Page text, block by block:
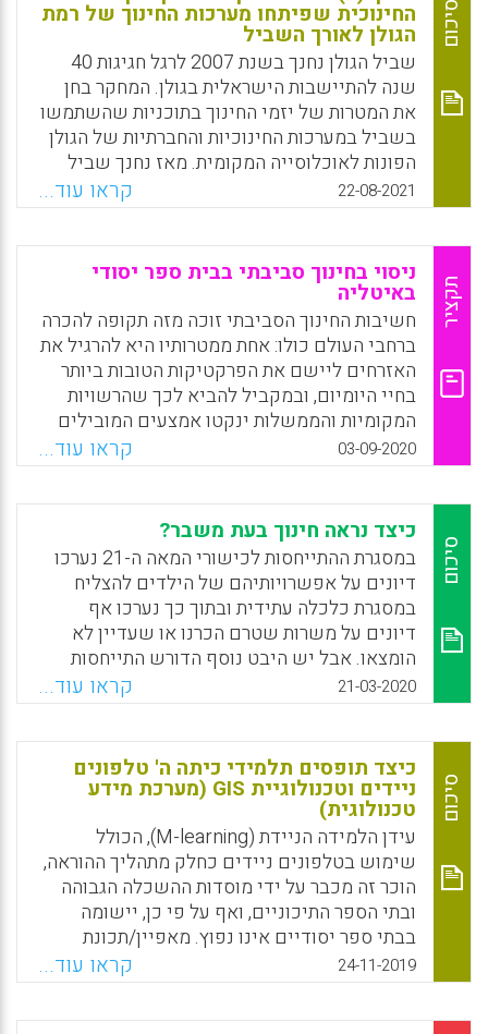
טופלו במידה פחותה.
WhatsApp
Facebook
Email
X
סיכום החינוכית שפיתחו מערכות החינוך של רמת
הגולן לאורך השביל
שביל הגולן נחנך בשנת 2007 לרגל חגיגות 40
שנה להתיישבות הישראלית בגולן. המחקר בחן
את המטרות של יזמי החינוך בתוכניות שהשתמשו
בשביל במערכות החינוכיות והחברתיות של הגולן
הפונות לאוכלוסייה המקומית. מאז נחנך שביל
הגולן, הוא תפס מקום משמעותי מאוד במערכת
החינוך האזורית. תוכניות הלימוד בשביל עשו
שימוש במיתוג הסימבולי שלו כציר מחבר אזורית,
במטרה לייצר זהות אזורית המדגישה את ייחודיות
הגולן כאזור חשוב למגורים בהקשר היהודי־לאומי
וכאזור טוב למגורים בהקשר האקולוגי־חברתי
והביטחוני.
WhatsApp
Facebook
Email
X
22-08-2021 קראו עוד...
תקציר
ניסוי בחינוך סביבתי בבית ספר יסודי
באיטליה
חשיבות החינוך הסביבתי זוכה מזה תקופה להכרה
ברחבי העולם כולו: אחת ממטרותיו היא להרגיל את
האזרחים ליישם את הפרקטיקות הטובות ביותר
בחיי היומיום, ובמקביל להביא לכך שהרשויות
המקומיות והממשלות ינקטו אמצעים המובילים
לצמצום ההשפעה על הסביבה (Enviromental
impact) ולאורח חיים מקיים. מטרות אלה מחייבות
חינוך מגיל צעיר, אך ההנחיות הרלוונטיות בתכנית
הלימודים הממלכתית האיטלקית אינן מורות
באופן מפורש על קיום פעילויות מעשיות
מותאמות לסביבת הבית-ספרית. מגבלה זו של
תכנית הלימודים הופכת משמעותית ובולטת
במיוחד סביב אירועים כמו רעידת האדמה שפגעה
באזור מארקה ב-2016, כיוון שבמצבים כאלה,
הצורך המידי לחזור לשגרת חיים דוחק לעתים
סוגיות אחרות כמו הסוגיות הסביבתיות.
WhatsApp
Facebook
Email
X
03-09-2020 קראו עוד...
סיכום
כיצד נראה חינוך בעת משבר?
במסגרת ההתייחסות לכישורי המאה ה-21 נערכו
דיונים על אפשרויותיהם של הילדים להצליח
במסגרת כלכלה עתידית ובתוך כך נערכו אף
דיונים על משרות שטרם הכרנו או שעדיין לא
הומצאו. אבל יש היבט נוסף הדורש התייחסות
וממעטים לדון בו: חינוך בעיתות משבר. בתקופות
משבריות, לאופן שבו המידע מופק ונצרך יש
השפעה עצומה על החברה והכלכלה, ותפקידו
המשמעותי של החינוך הוא להבטיח שצרכני
המידע יוכלו להבינו ולפרשו במדויק. במילים
אחרות, ובאופן כללי יותר, מטרתו של ה"חינוך
משברי" היא לבחון כיצד הוא מסוגל להתמודד עם
הידע, עם המיומנויות ועם ההנחות הנדרשות
לאנשים בתקופות של ערעור.
WhatsApp
Facebook
Email
X
21-03-2020 קראו עוד...
סיכום
כיצד תופסים תלמידי כיתה ה' טלפונים
ניידים וטכנולוגיית GIS (מערכת מידע
טכנולוגית)
עידן הלמידה הניידת (M-learning), הכולל
שימוש בטלפונים ניידים כחלק מתהליך ההוראה,
הוכר זה מכבר על ידי מוסדות ההשכלה הגבוהה
ובתי הספר התיכוניים, ואף על פי כן, יישומה
בבתי ספר יסודיים אינו נפוץ. מאפיין/תכונת
(feature) ה- GIS (מערכת מידע טכנולוגית, להלן:
ממ"ט) המיושמת במוסדות להשכלה גבוהה מזה
מספר שנים, ולאחרונה נכנסה לשימוש ראשוני
24-11-2019 קראו עוד...